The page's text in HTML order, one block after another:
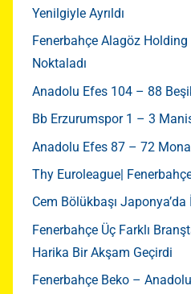
Yenilgiyle Ayrıldı
Fenerbahçe Alagöz
Noktaladı
Anadolu Efes 104 – 88
Bb Erzurumspor 1 – 3
Anadolu Efes 87 – 72
Thy Euroleague|
Cem Bölükbaşı Japonya’da
Fenerbahçe Üç Farklı
Harika Bir Akşam Geçirdi
Fenerbahçe Beko –